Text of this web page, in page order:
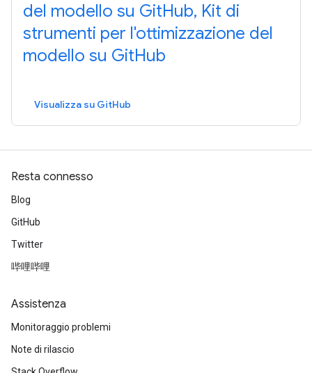
del modello su GitHub, Kit di
strumenti per l'ottimizzazione del
modello su GitHub
Visualizza su GitHub
Resta connesso
Blog
GitHub
Twitter
哔哩哔哩
Assistenza
Monitoraggio problemi
Note di rilascio